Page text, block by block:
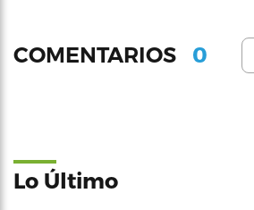
COMENTARIOS 0
Lo Último